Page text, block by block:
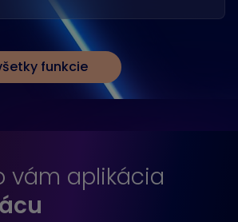
funkcie
vám aplikácia